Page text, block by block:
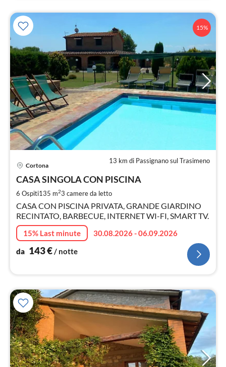
15%
13 km di Passignano sul Trasimeno
Cortona
CASA SINGOLA CON PISCINA
6 Ospiti135 m23 camere da letto
CASA CON PISCINA PRIVATA, GRANDE GIARDINO
RECINTATO, BARBECUE, INTERNET WI-FI, SMART TV.
15% Last minute
30.08.2026 - 06.09.2026
da 143€/ notte